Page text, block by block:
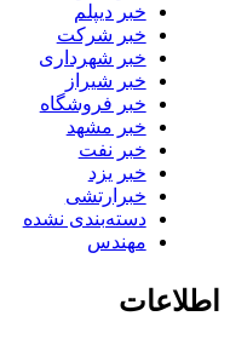
خبر دیپلم
خبر شرکت
خبر شهرداری
خبر شیراز
خبر فروشگاه
خبر مشهد
خبر نفت
خبر یزد
خبرارتشی
دسته‌بندی نشده
مهندس
اطلاعات